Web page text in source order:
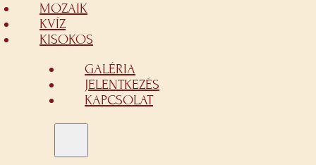
MOZAIK
KVÍZ
KISOKOS
GALÉRIA
JELENTKEZÉS
KAPCSOLAT